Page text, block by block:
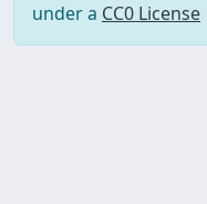
under a CC0 License